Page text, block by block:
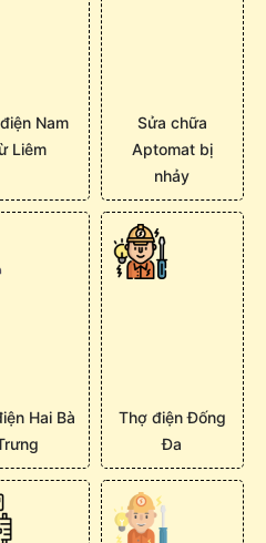
Nam
Liêm
Sửa chữa
Aptomat bị
nhảy
Hai Bà
Thợ điện Đống
Đa